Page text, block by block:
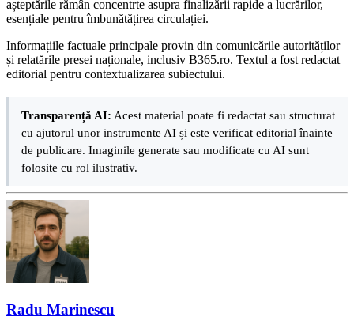
așteptările rămân concentrte asupra finalizării rapide a lucrărilor,
esențiale pentru îmbunătățirea circulației.
Informațiile factuale principale provin din comunicările autorităților
și relatările presei naționale, inclusiv B365.ro. Textul a fost redactat
editorial pentru contextualizarea subiectului.
Transparență AI: Acest material poate fi redactat sau structurat
cu ajutorul unor instrumente AI și este verificat editorial înainte
de publicare. Imaginile generate sau modificate cu AI sunt
folosite cu rol ilustrativ.
Radu Marinescu